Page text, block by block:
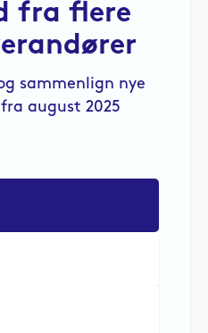
fra flere
sammenlign nye
august 2025